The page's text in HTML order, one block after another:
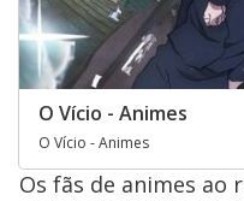
O Vício - Animes
O Vício - Animes
Os fãs de animes ao